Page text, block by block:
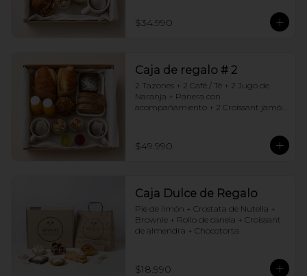
$34.990
Caja de regalo # 2
2 Tazones + 2 Café / Té + 2 Jugo de
Naranja + Panera con
acompañamiento + 2 Croissant jamón
$49.990
Caja Dulce de Regalo
Pie de limón + Crostata de Nutella +
Brownie + Rollo de canela + Croissant
de almendra + Chocotorta
$18.990